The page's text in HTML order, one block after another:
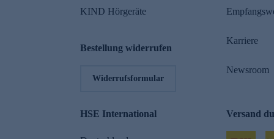
KIND Hörgeräte
Bestellung widerrufen
Widerrufsformular
Karriere
Newsroom
HSE International Versand